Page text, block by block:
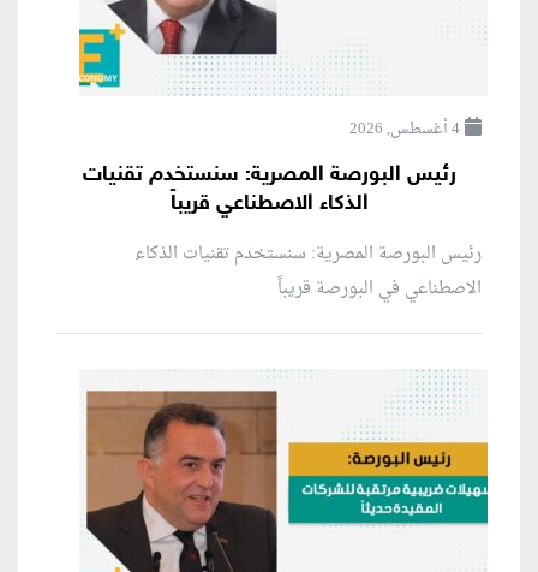
4 أغسطس, 2026
رئيس البورصة المصرية: سنستخدم تقنيات
الذكاء الاصطناعي قريباً
رئيس البورصة المصرية: سنستخدم تقنيات الذكاء
الاصطناعي في البورصة قريباً